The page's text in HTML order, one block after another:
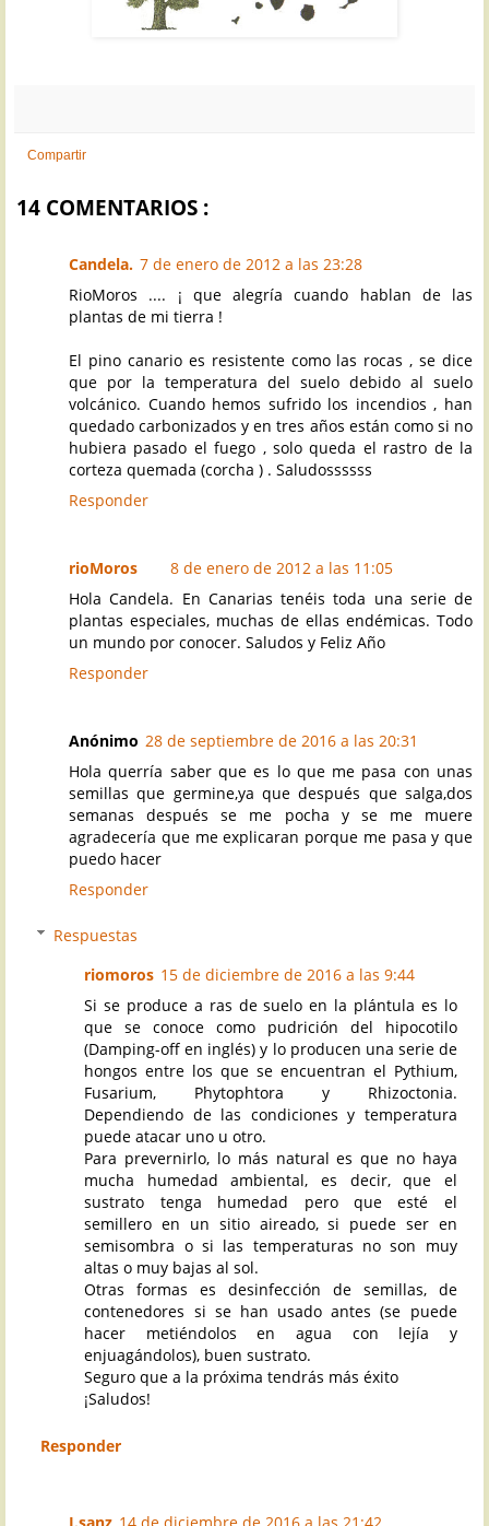
Compartir
14 COMENTARIOS :
Candela. 7 de enero de 2012 a las 23:28
RioMoros .... ¡ que alegría cuando hablan de las
plantas de mi tierra !
El pino canario es resistente como las rocas , se dice
que por la temperatura del suelo debido al suelo
volcánico. Cuando hemos sufrido los incendios , han
quedado carbonizados y en tres años están como si no
hubiera pasado el fuego , solo queda el rastro de la
corteza quemada (corcha ) . Saludossssss
Responder
rioMoros
8 de enero de 2012 a las 11:05
Hola Candela. En Canarias tenéis toda una serie de
plantas especiales, muchas de ellas endémicas. Todo
un mundo por conocer. Saludos y Feliz Año
Responder
Anónimo 28 de septiembre de 2016 a las 20:31
Hola querría saber que es lo que me pasa con unas
semillas que germine,ya que después que salga,dos
semanas después se me pocha y se me muere
agradecería que me explicaran porque me pasa y que
puedo hacer
Responder
Respuestas
riomoros 15 de diciembre de 2016 a las 9:44
Si se produce a ras de suelo en la plántula es lo
que se conoce como pudrición del hipocotilo
(Damping-off en inglés) y lo producen una serie de
hongos entre los que se encuentran el Pythium,
Fusarium, Phytophtora y Rhizoctonia.
Dependiendo de las condiciones y temperatura
puede atacar uno u otro.
Para prevernirlo, lo más natural es que no haya
mucha humedad ambiental, es decir, que el
sustrato tenga humedad pero que esté el
semillero en un sitio aireado, si puede ser en
semisombra o si las temperaturas no son muy
altas o muy bajas al sol.
Otras formas es desinfección de semillas, de
contenedores si se han usado antes (se puede
hacer metiéndolos en agua con lejía y
enjuagándolos), buen sustrato.
Seguro que a la próxima tendrás más éxito
¡Saludos!
Responder